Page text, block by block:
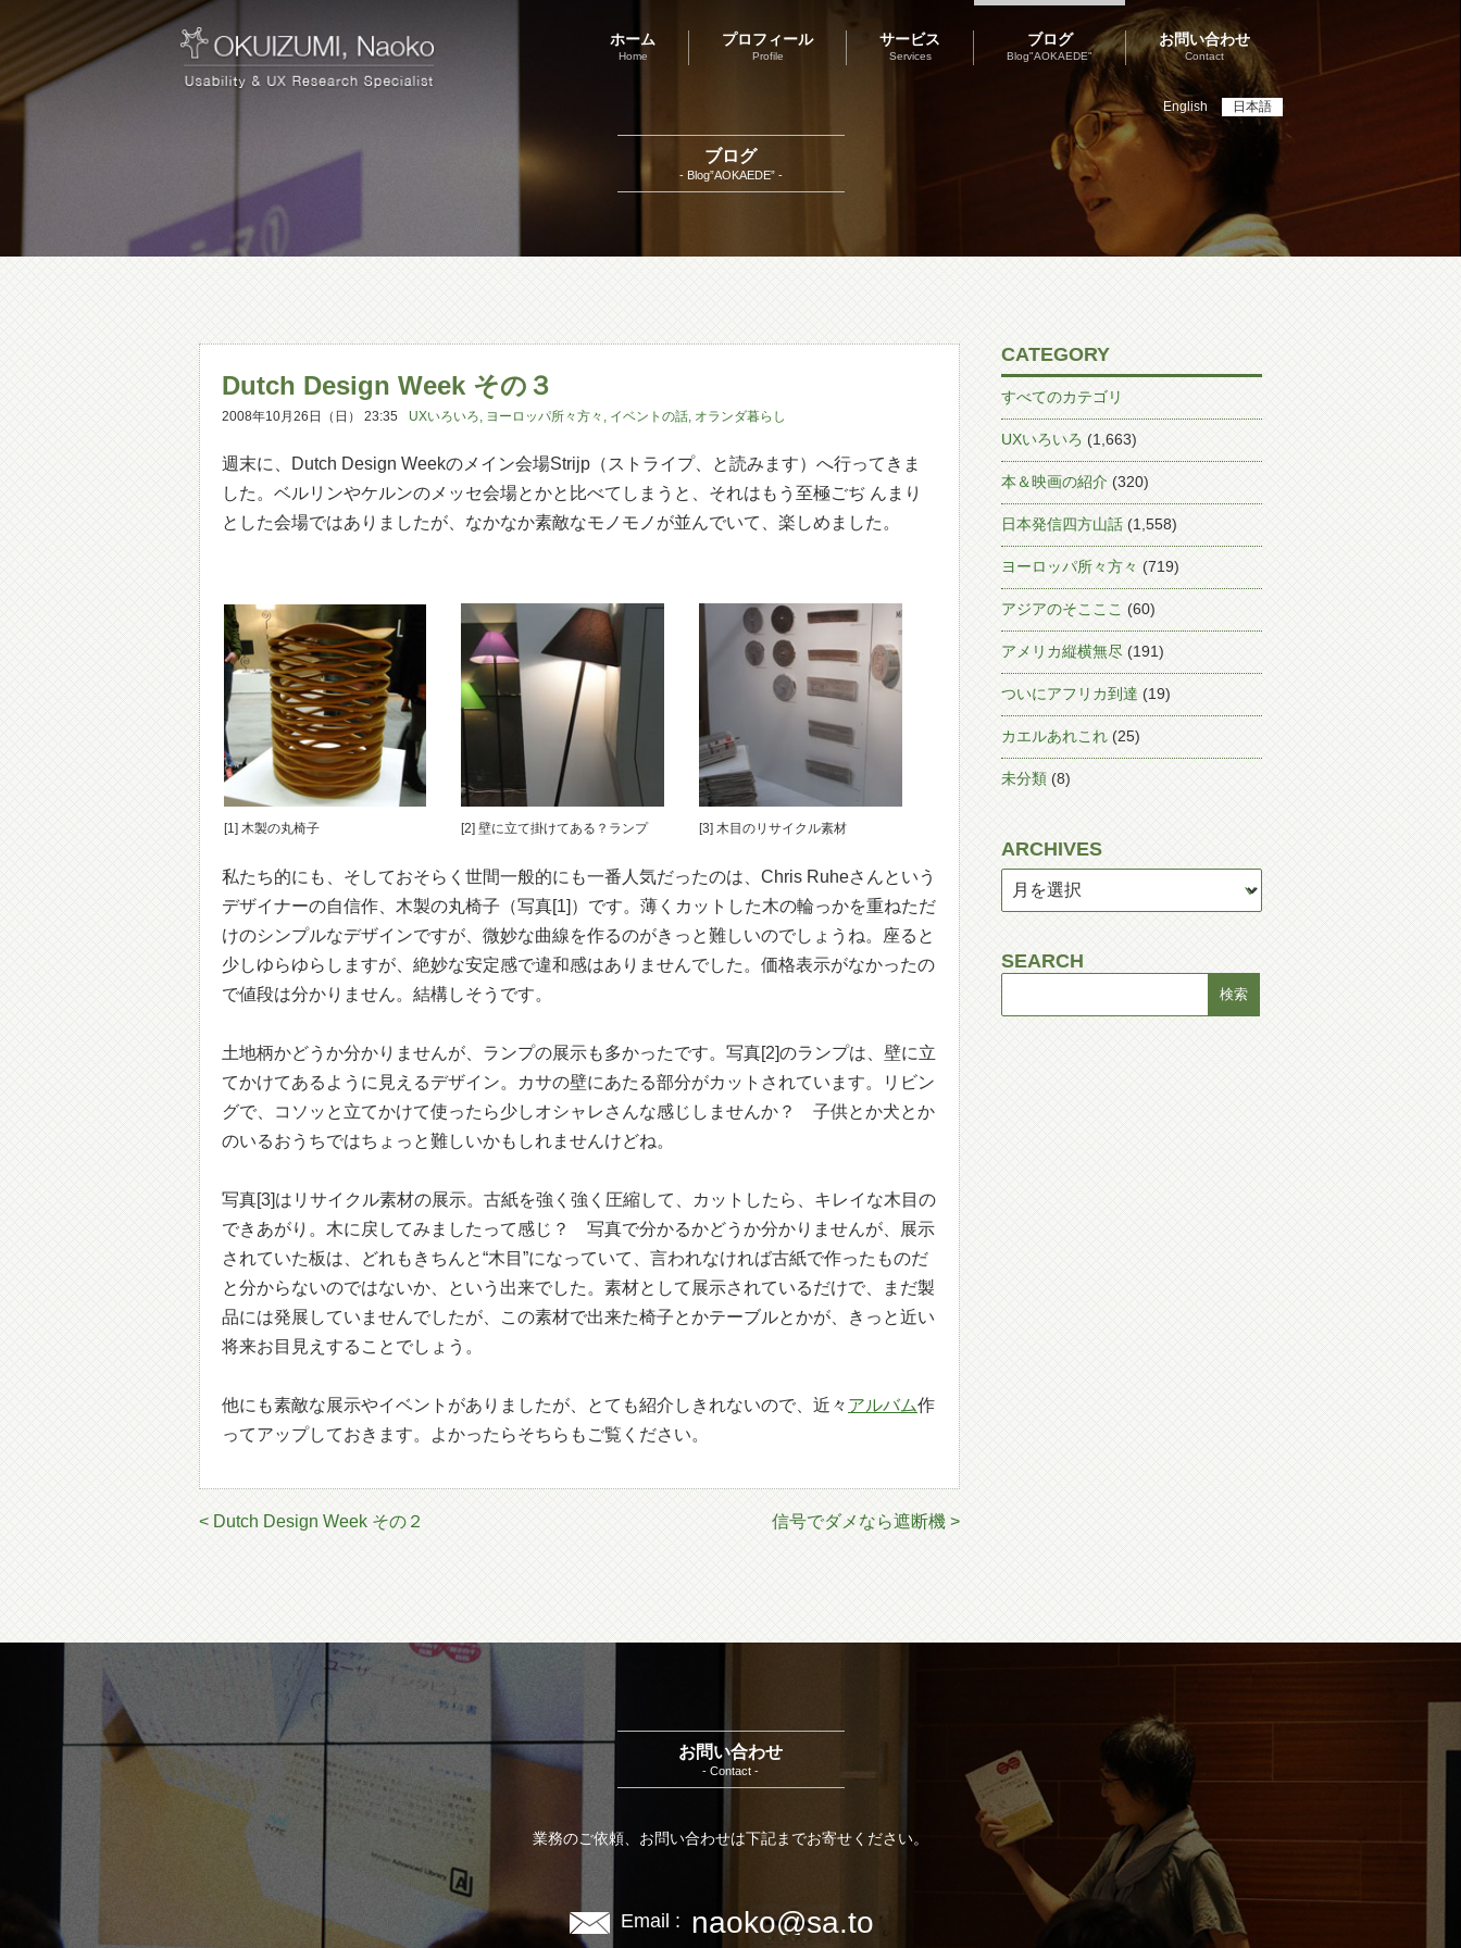
English 日本語
ホーム
Home
プロフィール
Profile
サービス
Services
ブログ
Blog"AOKAEDE"
お問い合わせ
Contact
ブログ
- Blog”AOKAEDE” -
Dutch Design Week その３
2008年10月26日（日） 23:35 UXいろいろ, ヨーロッパ所々方々 , イベントの話, オランダ暮らし
週末に、Dutch Design Weekのメイン会場Strijp（ストライプ、と読みます）へ行ってきま
した。ベルリンやケルンのメッセ会場とかと比べてしまうと、それはもう至極ごぢ んまり
とした会場ではありましたが、なかなか素敵なモノモノが並んでいて、楽しめました。
[1] 木製の丸椅子 [2] 壁に立て掛けてある？ランプ [3] 木目のリサイクル素材
私たち的にも、そしておそらく世間一般的にも一番人気だったのは、Chris Ruheさんという
デザイナーの自信作、木製の丸椅子（写真[1]）です。薄くカットした木の輪っかを重ねただ
けのシンプルなデザインですが、微妙な曲線を作るのがきっと難しいのでしょうね。座ると
少しゆらゆらしますが、絶妙な安定感で違和感はありませんでした。価格表示がなかったの
で値段は分かりません。結構しそうです。
土地柄かどうか分かりませんが、ランプの展示も多かったです。写真[2]のランプは、壁に立
てかけてあるように見えるデザイン。カサの壁にあたる部分がカットされています。リビン
グで、コソッと立てかけて使ったら少しオシャレさんな感じしませんか？ 子供とか犬とか
のいるおうちではちょっと難しいかもしれませんけどね。
写真[3]はリサイクル素材の展示。古紙を強く強く圧縮して、カットしたら、キレイな木目の
できあがり。木に戻してみましたって感じ？ 写真で分かるかどうか分かりませんが、展示
されていた板は、どれもきちんと“木目”になっていて、言われなければ古紙で作ったものだ
と分からないのではないか、という出来でした。素材として展示されているだけで、まだ製
品には発展していませんでしたが、この素材で出来た椅子とかテーブルとかが、きっと近い
将来お目見えすることでしょう。
他にも素敵な展示やイベントがありましたが、とても紹介しきれないので、近々 アルバム作
ってアップしておきます。よかったらそちらもご覧ください。
< Dutch Design Week その２ 信号でダメなら遮断機 >
CATEGORY
すべてのカテゴリ
UXいろいろ (1,663)
本＆映画の紹介 (320)
日本発信四方山話 (1,558)
ヨーロッパ所々方々 (719)
アジアのそこここ (60)
アメリカ縦横無尽 (191)
ついにアフリカ到達 (19)
カエルあれこれ (25)
未分類 (8)
ARCHIVES
SEARCH
お問い合わせ
- Contact -
業務のご依頼、お問い合わせは下記までお寄せください。
Email : naoko@sa.to